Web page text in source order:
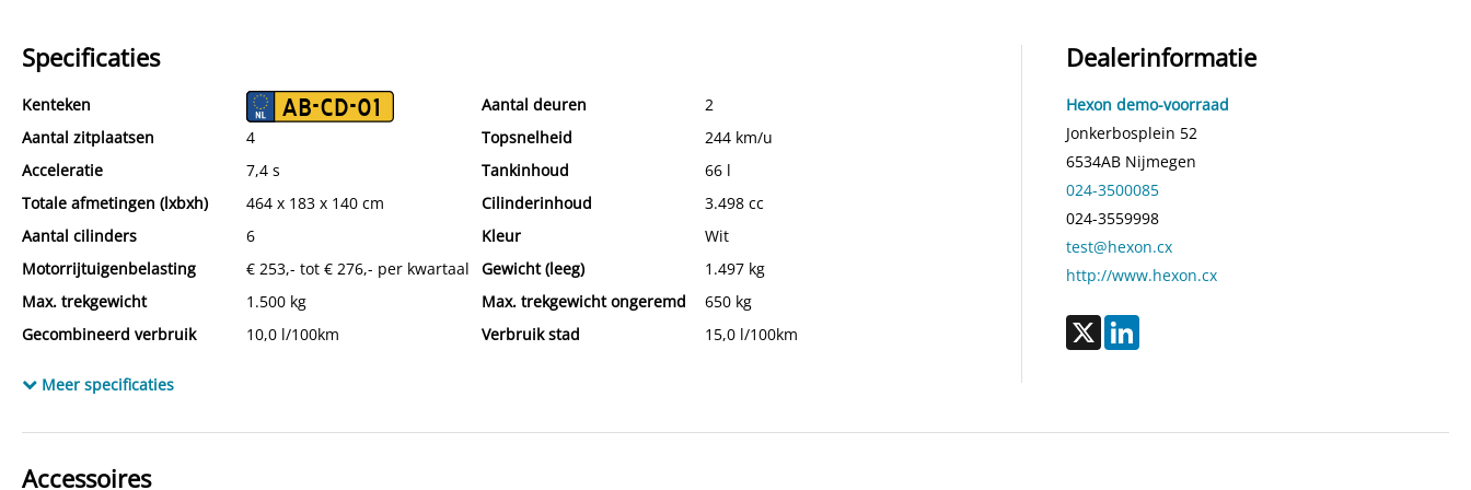
Specificaties
Kenteken AB-CD-01 Aantal deuren
2
Aantal zitplaatsen
4 Topsnelheid
244 km/u
Acceleratie
7,4 s Tankinhoud
66 l
Totale afmetingen (lxbxh)
464 x 183 x 140 cm Cilinderinhoud
3.498 cc
Aantal cilinders
6 Kleur
Wit
Motorrijtuigenbelasting
€ 253,- tot € 276,- per kwartaal Gewicht (leeg)
1.497 kg
Max. trekgewicht
1.500 kg Max. trekgewicht ongeremd
650 kg
Gecombineerd verbruik
10,0 l/100km Verbruik stad
15,0 l/100km
BTW verrekenbaar
Bekleding
Leder
Meer specificaties
Dealerinformatie
Hexon demo-voorraad
Jonkerbosplein 52
6534AB Nijmegen
024-3500085
024-3559998
test@hexon.cx
http://www.hexon.cx
Accessoires